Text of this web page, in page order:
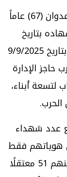
والشهيد: حمزة عبد الله عبد الهادي عدوان (67) عاماً
بتاريخ
11/1/2026 علماً أنه كان قد استشهد بتاريخ 9/9/2025
اعتقل بتاريخ 12/11/2024 قرب حاجز الإدارة
أبناء،
عدد شهداء
هوياتهم فقط
منذ بداية الحرب إلى 87 شهيدًا، من بينهم 51 معتقلًا